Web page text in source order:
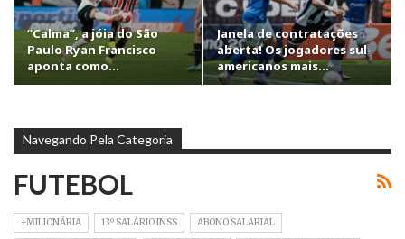
“Calma”, a jóia do São
Paulo Ryan Francisco
aponta como…
Janela de contratações
aberta! Os jogadores sul-
americanos mais…
Navegando Pela Categoria
FUTEBOL
+MILIONÁRIA 13º SALÁRIO INSS ABONO SALARIAL